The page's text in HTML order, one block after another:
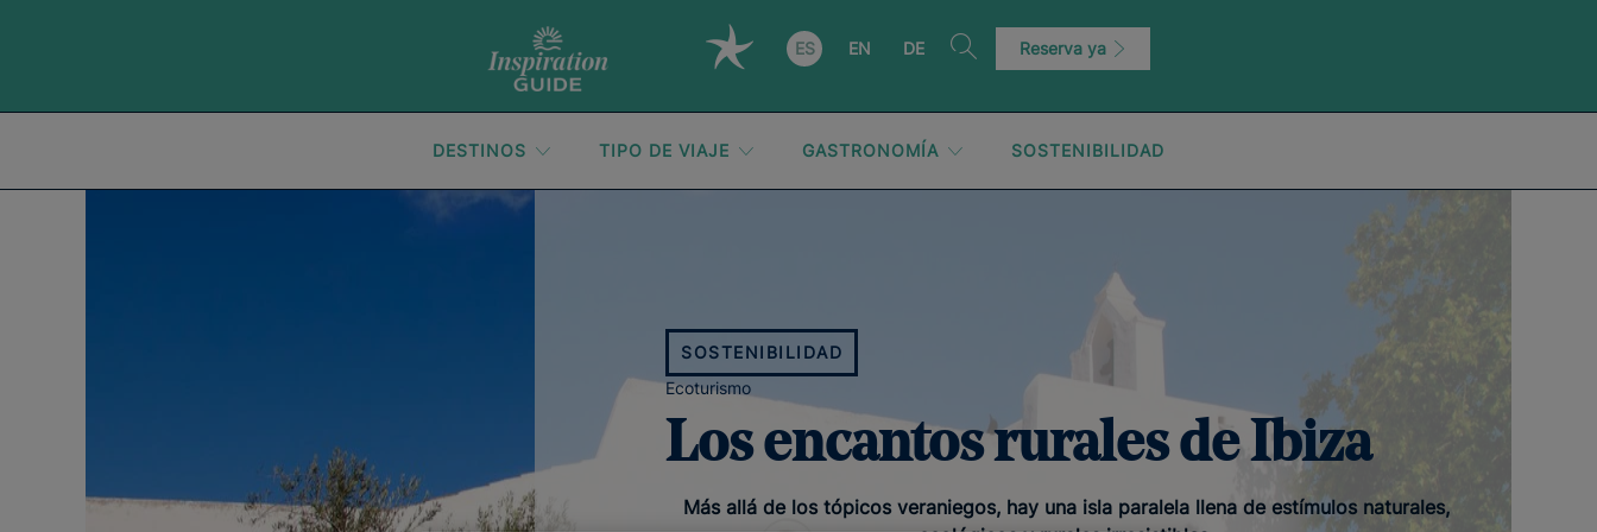
ES EN DE Reserva ya
DESTINOS TIPO DE VIAJE GASTRONOMÍA SOSTENIBILIDAD
SOSTENIBILIDAD
Ecoturismo
Los encantos rurales de Ibiza
Más allá de los tópicos veraniegos, hay una isla paralela llena de estímulos naturales,